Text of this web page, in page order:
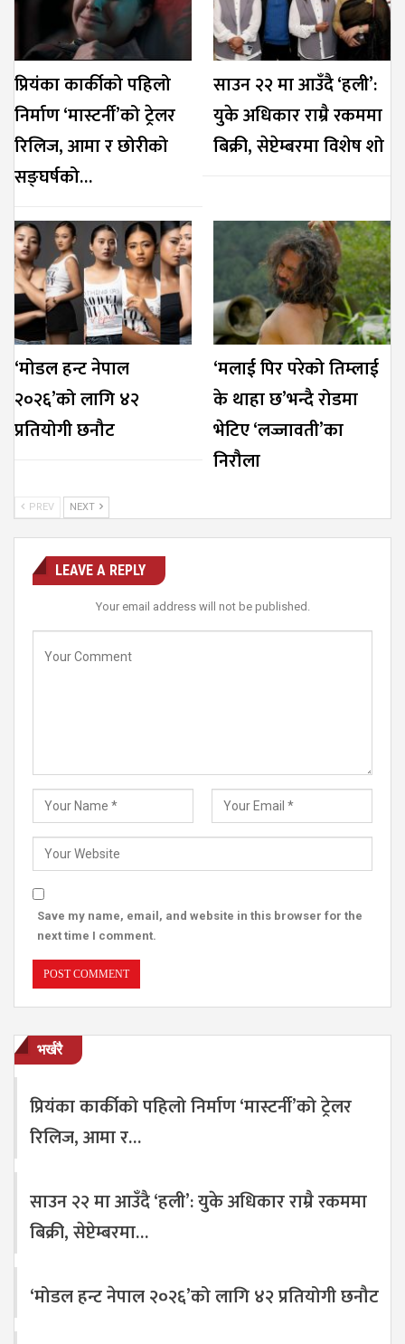
प्रियंका कार्कीको पहिलो
निर्माण ‘मास्टर्नी’को ट्रेलर
रिलिज, आमा र छोरीको
सङ्घर्षको…
साउन २२ मा आउँदै ‘हली’:
युके अधिकार राम्रै रकममा
बिक्री, सेप्टेम्बरमा विशेष शो
‘मोडल हन्ट नेपाल
२०२६’को लागि ४२
प्रतियोगी छनौट
‘मलाई पिर परेको तिम्लाई
के थाहा छ’भन्दै रोडमा
भेटिए ‘लज्जावती’का
निरौला
PREV NEXT
LEAVE A REPLY
Your email address will not be published.
Save my name, email, and website in this browser for the
next time I comment.
भर्खरै
प्रियंका कार्कीको पहिलो निर्माण ‘मास्टर्नी’को ट्रेलर
रिलिज, आमा र…
साउन २२ मा आउँदै ‘हली’: युके अधिकार राम्रै रकममा
बिक्री, सेप्टेम्बरमा…
‘मोडल हन्ट नेपाल २०२६’को लागि ४२ प्रतियोगी छनौट